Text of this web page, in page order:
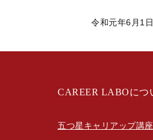
令和元年6 月 1
CAREER LABOにつ
五つ星キャリアップ講座